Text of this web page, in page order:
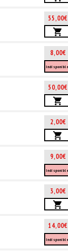
55,00€
8,00€
50,00€
2,00€
9,00€
3,00€
14,00€